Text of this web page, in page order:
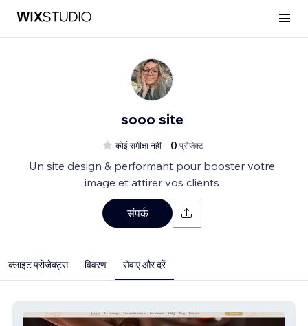
sooo site
कोई समीक्षा नहीं 0 प्रोजेक्ट
Un site design & performant pour booster votre
image et attirer vos clients
संपर्क
क्लाइंट प्रोजेक्ट्स विवरण सेवाएं और दरें